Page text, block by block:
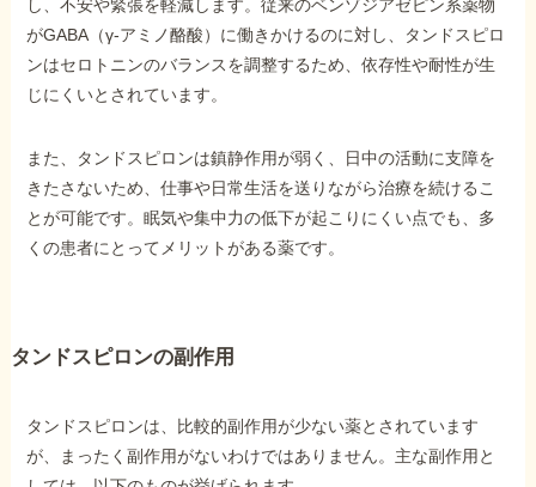
他社と何が違うの？
当事務所に
お電話でのお問い合わせ
し、不安や緊張を軽減します。従来のベンゾジアゼピン系薬物
がGABA（γ-アミノ酪酸）に働きかけるのに対し、タンドスピロ
ンはセロトニンのバランスを調整するため、依存性や耐性が生
じにくいとされています。
また、タンドスピロンは鎮静作用が弱く、日中の活動に支障を
きたさないため、仕事や日常生活を送りながら治療を続けるこ
とが可能です。眠気や集中力の低下が起こりにくい点でも、多
くの患者にとってメリットがある薬です。
タンドスピロンの副作用
タンドスピロンは、比較的副作用が少ない薬とされています
が、まったく副作用がないわけではありません。主な副作用と